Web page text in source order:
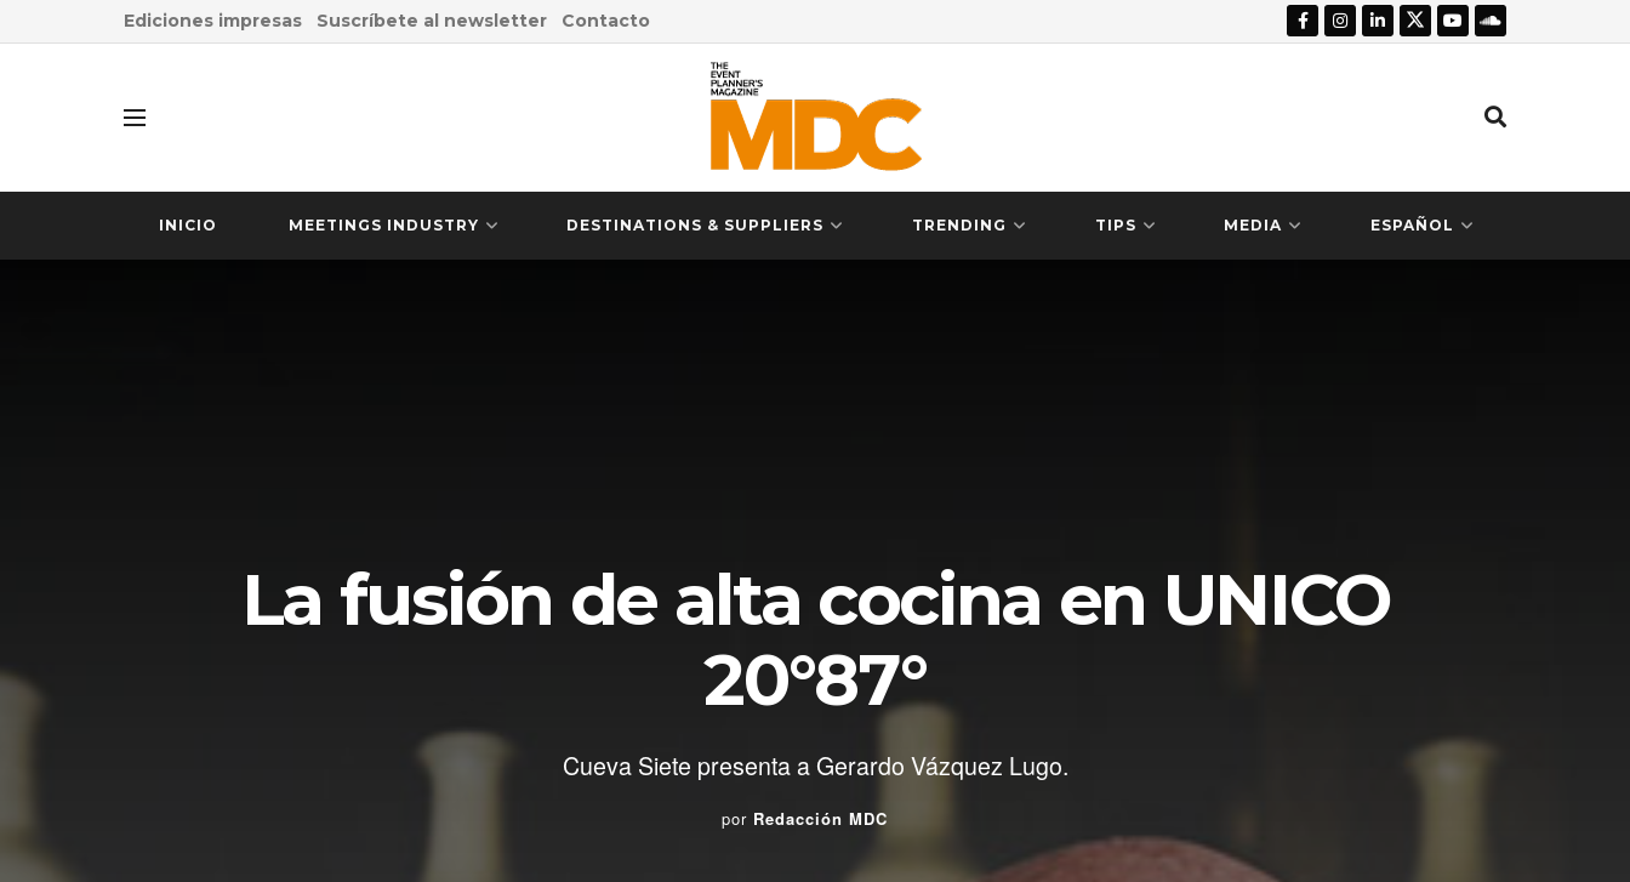
Ediciones impresas Suscríbete al newsletter Contacto
INICIO MEETINGS INDUSTRY DESTINATIONS & SUPPLIERS TRENDING TIPS MEDIA ESPAÑOL
La fusión de alta cocina en UNICO
20°87°
Cueva Siete presenta a Gerardo Vázquez Lugo.
por Redacción MDC